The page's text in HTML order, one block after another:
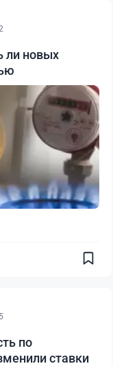
ли новых
по
ставки